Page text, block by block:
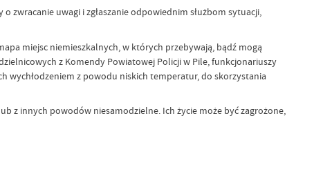
zwracanie uwagi i zgłaszanie odpowiednim służbom sytuacji,
miejsc niemieszkalnych, w których przebywają, bądź mogą
z Komendy Powiatowej Policji w Pile, funkcjonariuszy
wychłodzeniem z powodu niskich temperatur, do skorzystania
z innych powodów niesamodzielne. Ich życie może być zagrożone,